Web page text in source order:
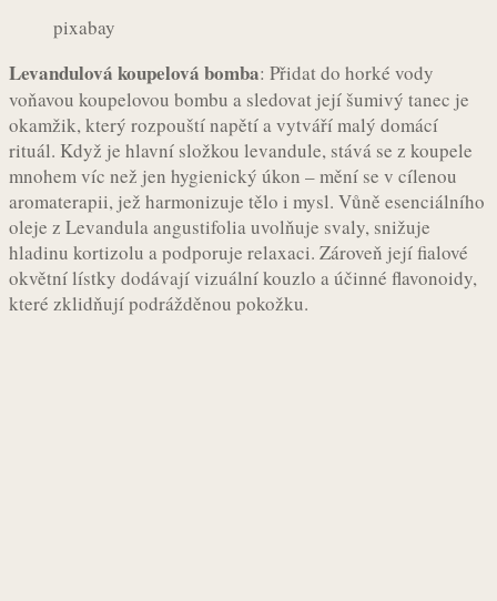
pixabay
Levandulová koupelová bomba: Přidat do horké vody
voňavou koupelovou bombu a sledovat její šumivý tanec je
okamžik, který rozpouští napětí a vytváří malý domácí
rituál. Když je hlavní složkou levandule, stává se z koupele
mnohem víc než jen hygienický úkon – mění se v cílenou
aromaterapii, jež harmonizuje tělo i mysl. Vůně esenciálního
oleje z Levandula angustifolia uvolňuje svaly, snižuje
hladinu kortizolu a podporuje relaxaci. Zároveň její fialové
okvětní lístky dodávají vizuální kouzlo a účinné flavonoidy,
které zklidňují podrážděnou pokožku.